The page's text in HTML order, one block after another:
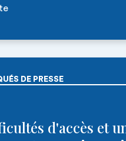
DE PRESSE
d'accès et